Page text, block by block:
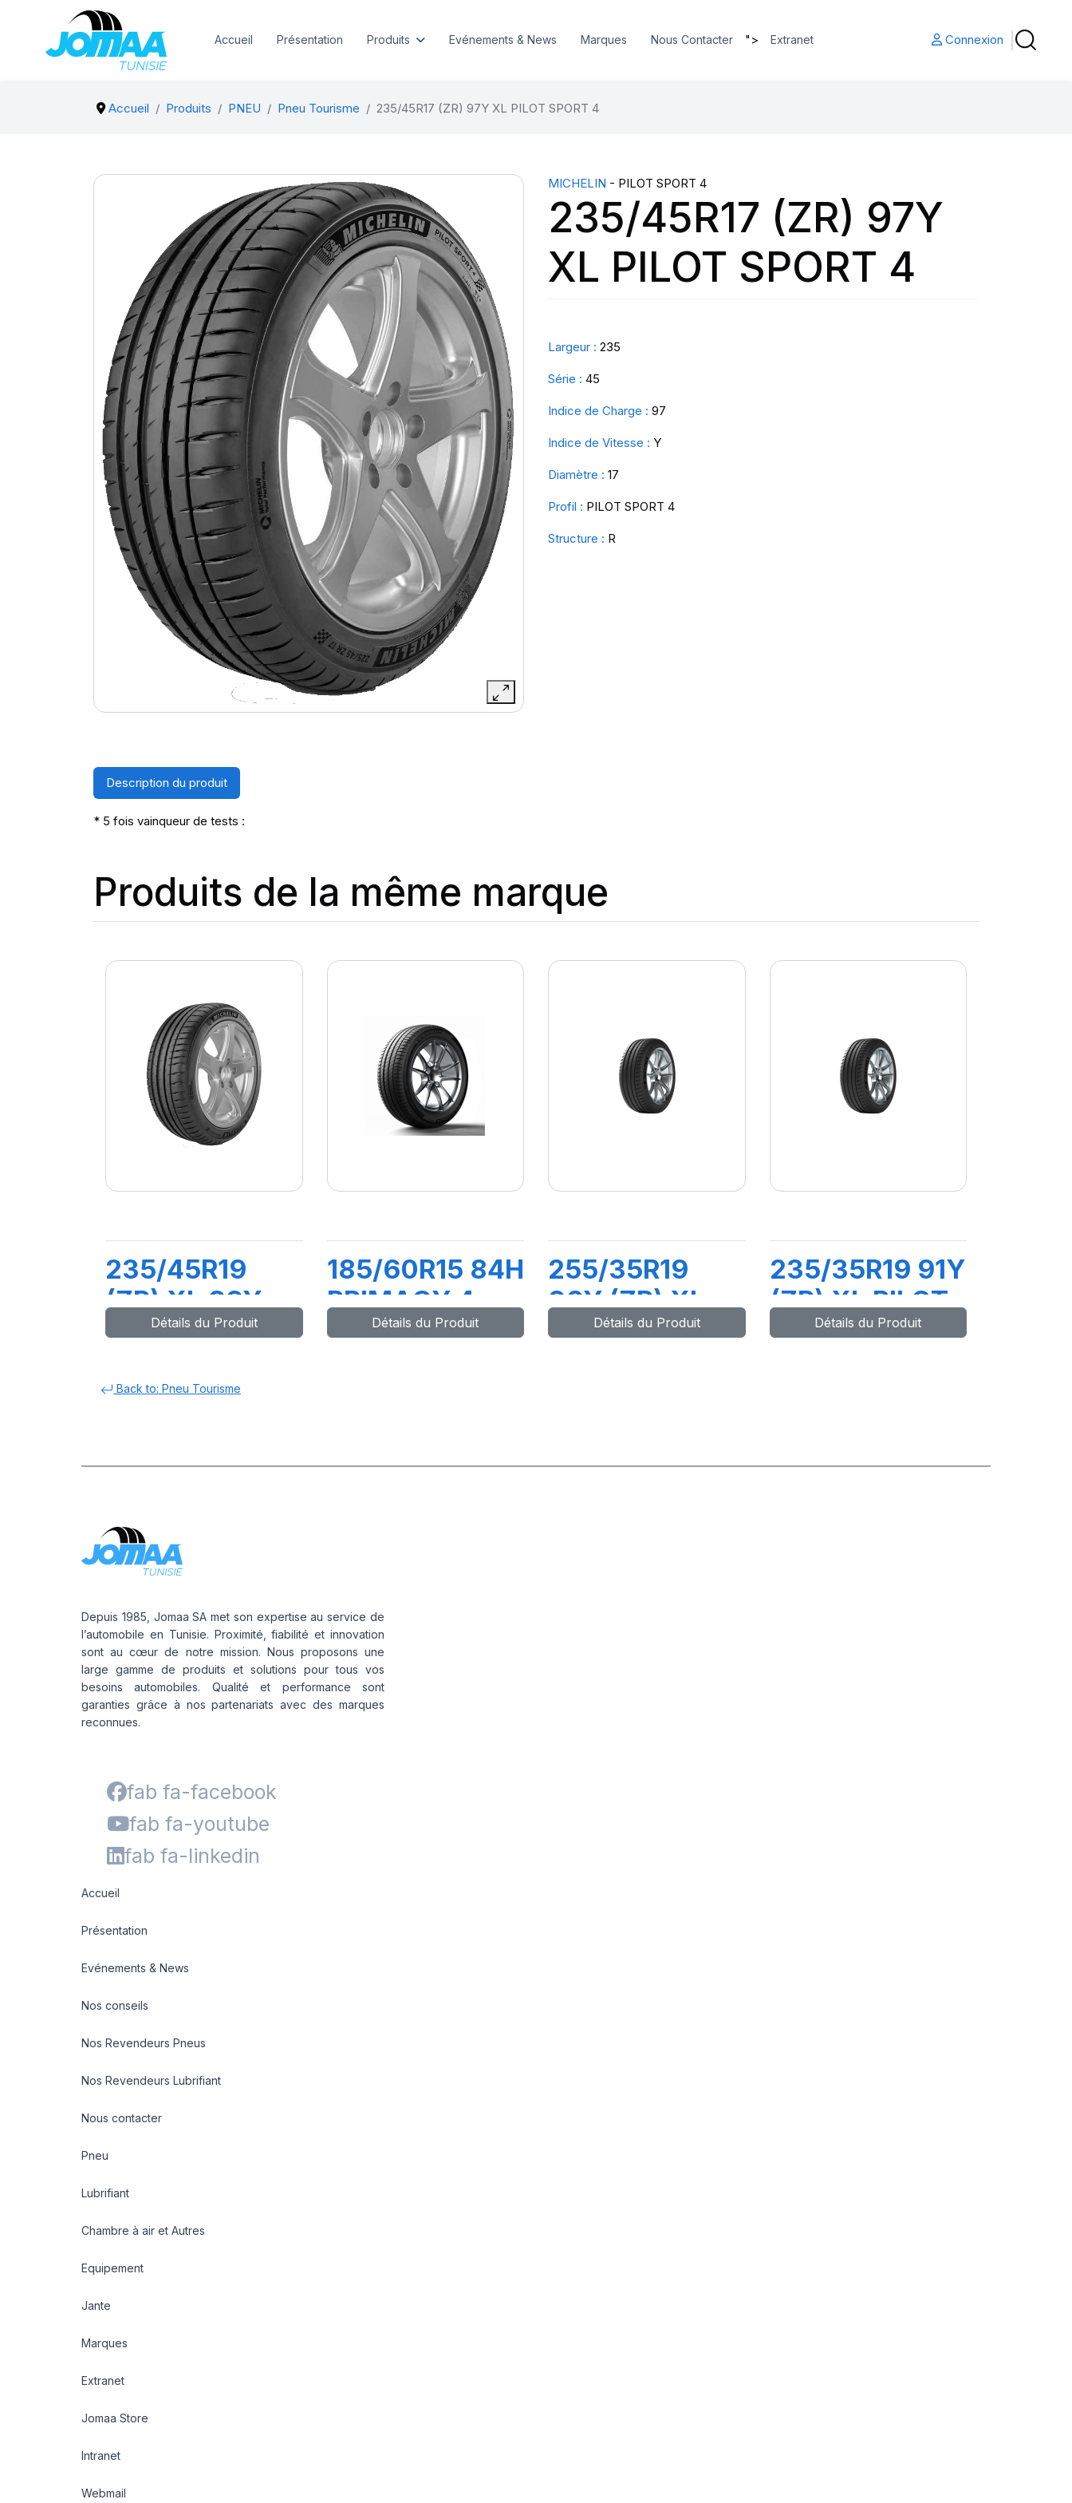
Accueil Présentation Produits Evénements & News Marques Nous Contacter "> Extranet Connexion
Accueil Produits PNEU Pneu Tourisme 235/45R17 (ZR) 97Y XL PILOT SPORT 4
MICHELIN - PILOT SPORT 4
235/45R17 (ZR) 97Y
XL PILOT SPORT 4
Largeur : 235
Série : 45
Indice de Charge : 97
Indice de Vitesse : Y
Diamètre : 17
Profil : PILOT SPORT 4
Structure : R
Description du produit
* 5 fois vainqueur de tests :
Produits de la même marque
235/45R19
(ZR) XL 99Y
PILOT SPORT 4
Détails du Produit
185/60R15 84H
PRIMACY 4
Détails du Produit
255/35R19
96Y (ZR) XL
PILOT SPORT
Détails du Produit
235/35R19 91Y
(ZR) XL PILOT
SPORT 4S
Détails du Produit
Back to: Pneu Tourisme
Depuis 1985, Jomaa SA met son expertise au service de
l’automobile en Tunisie. Proximité, fiabilité et innovation
sont au cœur de notre mission. Nous proposons une
large gamme de produits et solutions pour tous vos
besoins automobiles. Qualité et performance sont
garanties grâce à nos partenariats avec des marques
reconnues.
fab fa-facebook
fab fa-youtube
fab fa-linkedin
Accueil
Présentation
Evénements & News
Nos conseils
Nos Revendeurs Pneus
Nos Revendeurs Lubrifiant
Nous contacter
Pneu
Lubrifiant
Chambre à air et Autres
Equipement
Jante
Marques
Extranet
Jomaa Store
Intranet
Webmail